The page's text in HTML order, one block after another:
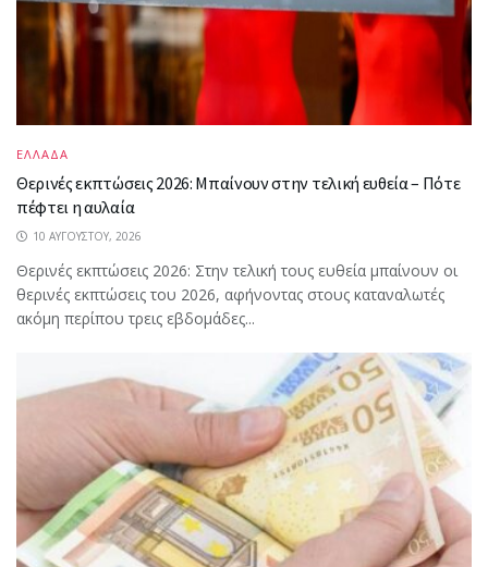
ΕΛΛΑΔΑ
Θερινές εκπτώσεις 2026: Μπαίνουν στην τελική ευθεία – Πότε
πέφτει η αυλαία
10 ΑΥΓΟΎΣΤΟΥ, 2026
Θερινές εκπτώσεις 2026: Στην τελική τους ευθεία μπαίνουν οι
θερινές εκπτώσεις του 2026, αφήνοντας στους καταναλωτές
ακόμη περίπου τρεις εβδομάδες...